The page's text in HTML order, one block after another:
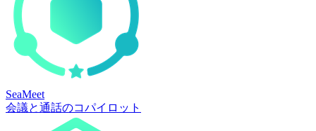
SeaMeet
会議と通話のコパイロット